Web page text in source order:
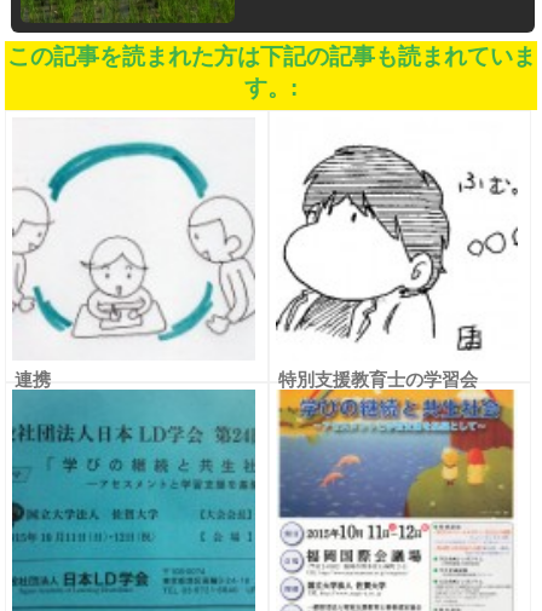
この記事を読まれた方は下記の記事も読まれていま
す。:
連携 特別支援教育士の学習会